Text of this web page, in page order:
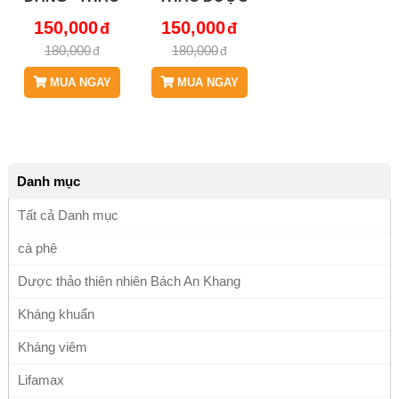
KHANG JD174
CAYCAUDANG
V2
150,000
180,000
MUA NGAY
KHANG JD174
CAYCAUDANG
150,000
180,000
MUA NGAY
Danh mục
Tất cả Danh mục
cà phê
Dược thảo thiên nhiên Bách An Khang
Kháng khuẩn
Kháng viêm
Lifamax